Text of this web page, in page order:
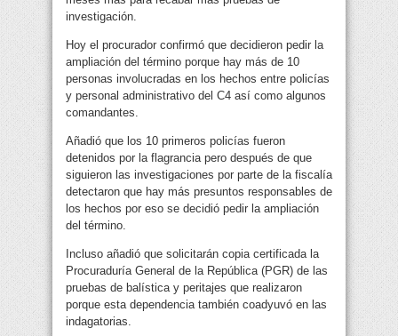
investigación.
Hoy el procurador confirmó que decidieron pedir la
ampliación del término porque hay más de 10
personas involucradas en los hechos entre policías
y personal administrativo del C4 así como algunos
comandantes.
Añadió que los 10 primeros policías fueron
detenidos por la flagrancia pero después de que
siguieron las investigaciones por parte de la fiscalía
detectaron que hay más presuntos responsables de
los hechos por eso se decidió pedir la ampliación
del término.
Incluso añadió que solicitarán copia certificada la
Procuraduría General de la República (PGR) de las
pruebas de balística y peritajes que realizaron
porque esta dependencia también coadyuvó en las
indagatorias.